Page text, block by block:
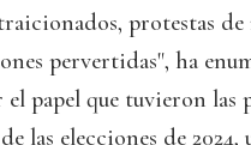
protestas de
pervertidas", ha
el papel que tuvieron las
las elecciones de 2024,